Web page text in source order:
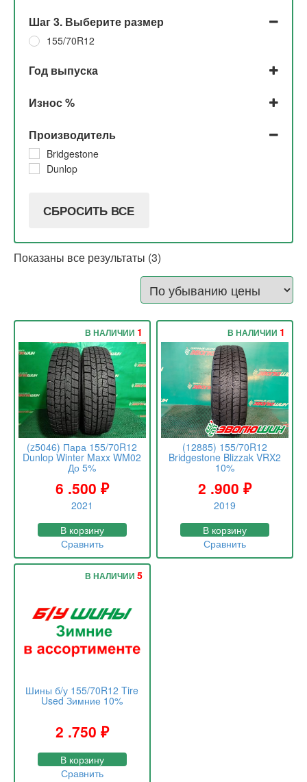
Шаг 3. Выберите размер
155/70R12
Год выпуска
2019
Износ %
30%
10%
Производитель
Bridgestone
Dunlop
СБРОСИТЬ ВСЕ
Показаны все результаты (3)
(z5046) Пара 155/70R12
Dunlop Winter Maxx WM02
До 5%
6 .500 ₽
2021
В НАЛИЧИИ 1
В корзину
Сравнить
(12885) 155/70R12
Bridgestone Blizzak VRX2
10%
2 .900₽
2019
В НАЛИЧИИ 1
В корзину
Сравнить
Шины б/у 155/70R12 Tire
Used Зимние 10%
2 .750 ₽
В НАЛИЧИИ 5
В корзину
Сравнить